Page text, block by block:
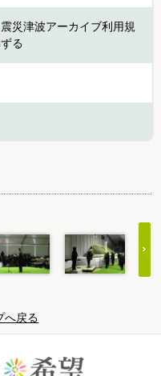
災津波アーカイブ利用規
る
へ戻る